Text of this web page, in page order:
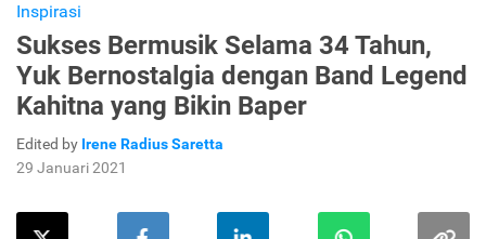
Inspirasi
Sukses Bermusik Selama 34 Tahun,
Yuk Bernostalgia dengan Band Legend
Kahitna yang Bikin Baper
Edited by Irene Radius Saretta
29 Januari 2021